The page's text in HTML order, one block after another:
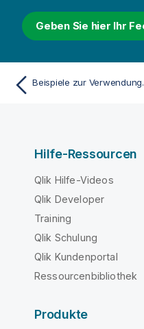
Geben Sie hier Ihr
Beispiele
Hilfe-Ressourcen
Qlik Hilfe-Videos
Qlik Developer
Training
Qlik Schulung
Qlik Kundenportal
Ressourcenbibliothek
Produkte